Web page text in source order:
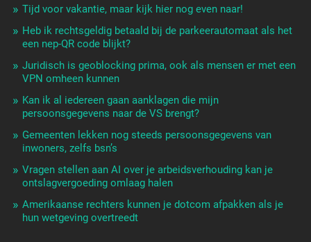
Tijd voor vakantie, maar kijk hier nog even naar!
Heb ik rechtsgeldig betaald bij de parkeerautomaat als het
een nep-QR code blijkt?
Juridisch is geoblocking prima, ook als mensen er met een
VPN omheen kunnen
Kan ik al iedereen gaan aanklagen die mijn
persoonsgegevens naar de VS brengt?
Gemeenten lekken nog steeds persoonsgegevens van
inwoners, zelfs bsn’s
Vragen stellen aan AI over je arbeidsverhouding kan je
ontslagvergoeding omlaag halen
Amerikaanse rechters kunnen je dotcom afpakken als je
hun wetgeving overtreedt